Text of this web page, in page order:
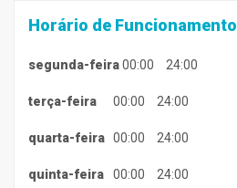
Horário de Funcionamento
segunda-feira00:00 24:00
terça-feira 00:00 24:00
quarta-feira 00:00 24:00
quinta-feira 00:00 24:00